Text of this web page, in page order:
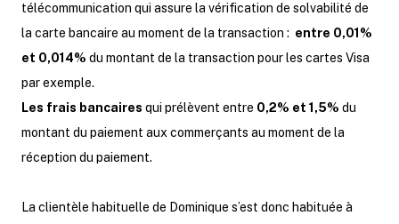
télécommunication qui assure la vérification de solvabilité de
la carte bancaire au moment de la transaction : entre 0,01%
et 0,014% du montant de la transaction pour les cartes Visa
par exemple.
Les frais bancaires qui prélèvent entre 0,2% et 1,5% du
montant du paiement aux commerçants au moment de la
réception du paiement.
La clientèle habituelle de Dominique s’est donc habituée à